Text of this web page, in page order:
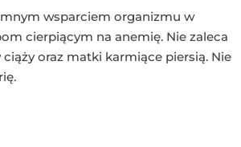
wsparciem organizmu w
cierpiącym na anemię. Nie zaleca
oraz matki karmiące piersią. Nie